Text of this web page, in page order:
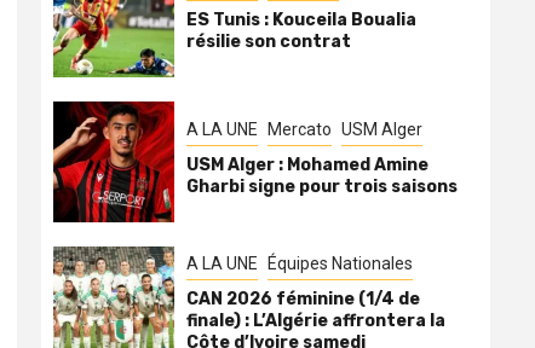
ES Tunis : Kouceila Boualia
résilie son contrat
A LA UNE Mercato USM Alger
USM Alger : Mohamed Amine
Gharbi signe pour trois saisons
A LA UNE Équipes Nationales
CAN 2026 féminine (1/4 de
finale) : L’Algérie affrontera la
Côte d’Ivoire samedi